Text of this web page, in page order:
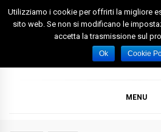
Skip
Spazio
Foggia News Calcio Eventi
MENU
Utilizziamo i cookie per offrirti la migliore
sito web. Se non si modificano le
accetta la trasmissione sul
Ok Cookie